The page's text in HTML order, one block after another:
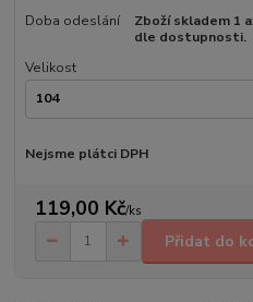
Doba odeslání
Zboží skladem 1
dle dostupnosti.
Velikost
Nejsme plátci DPH
119,00 Kč/ks
Přidat do